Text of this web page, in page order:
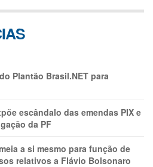
Plantão Brasil.NET para
escândalo das emendas PIX e
da PF
a si mesmo para função de
relativos a Flávio Bolsonaro